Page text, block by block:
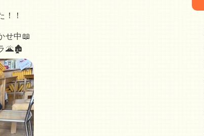
！！
せ中📖
🌋🏚️